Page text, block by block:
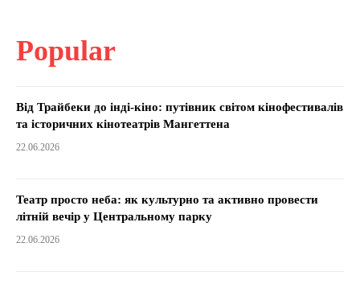
Popular
Від Трайбеки до інді-кіно: путівник світом кінофестивалів
та історичних кінотеатрів Мангеттена
22.06.2026
Театр просто неба: як культурно та активно провести
літній вечір у Центральному парку
22.06.2026